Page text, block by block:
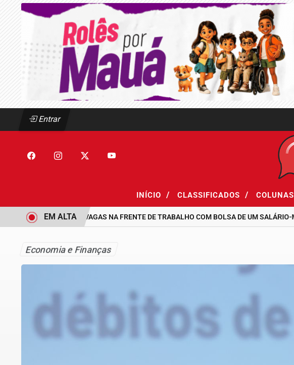
Entrar
INÍCIO / CLASSIFICADOS / COLUNAS
MAUÁ ABRE 300 VAGAS NA FRENTE DE TRABALHO COM BOLSA DE UM SALÁRIO-MÍNIMO
EM ALTA
Economia e Finanças